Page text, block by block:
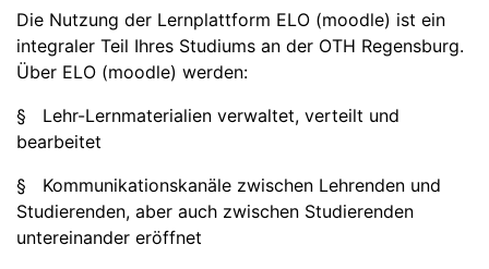
Die Nutzung der Lernplattform ELO (moodle) ist ein
integraler Teil Ihres Studiums an der OTH Regensburg.
Über ELO (moodle) werden:
§ Lehr-Lernmaterialien verwaltet, verteilt und
bearbeitet
§ Kommunikationskanäle zwischen Lehrenden und
Studierenden, aber auch zwischen Studierenden
untereinander eröffnet